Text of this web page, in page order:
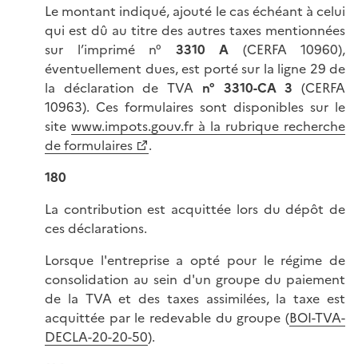
Le montant indiqué, ajouté le cas échéant à celui
qui est dû au titre des autres taxes mentionnées
sur l’imprimé n° 3310 A (CERFA 10960),
éventuellement dues, est porté sur la ligne 29 de
la déclaration de TVA n° 3310-CA 3 (CERFA
10963). Ces formulaires sont disponibles sur le
site www.impots.gouv.fr à la rubrique recherche
de formulaires
.
180
La contribution est acquittée lors du dépôt de
ces déclarations.
Lorsque l'entreprise a opté pour le régime de
consolidation au sein d'un groupe du paiement
de la TVA et des taxes assimilées, la taxe est
acquittée par le redevable du groupe (BOI-TVA-
DECLA-20-20-50).